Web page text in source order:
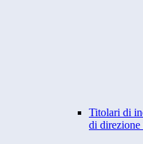
Titolari di
di